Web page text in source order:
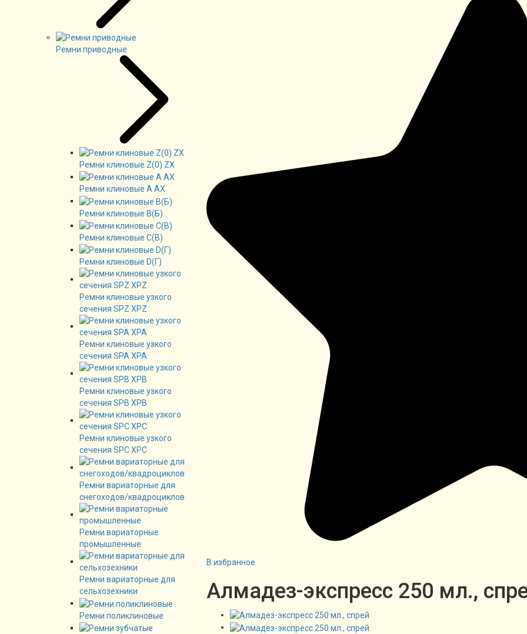
Ремни приводные
Ремни клиновые Z(0) ZX
Ремни клиновые А AX
Ремни клиновые В(Б)
Ремни клиновые C(B)
Ремни клиновые D(Г)
Ремни клиновые узкого
сечения SPZ XPZ
Ремни клиновые узкого
сечения SPA XPA
Ремни клиновые узкого
сечения SPB XPB
Ремни клиновые узкого
сечения SPC XPC
Ремни вариаторные для
снегоходов/квадроциклов
Ремни вариаторные
промышленные
Ремни вариаторные для
сельхозехники
Ремни поликлиновые
В избранное
Алмадез-экспресс 250 мл.,